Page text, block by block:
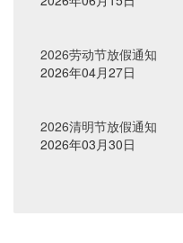
2026劳动节放假通知
2026年04月27日
2026清明节放假通知
2026年03月30日